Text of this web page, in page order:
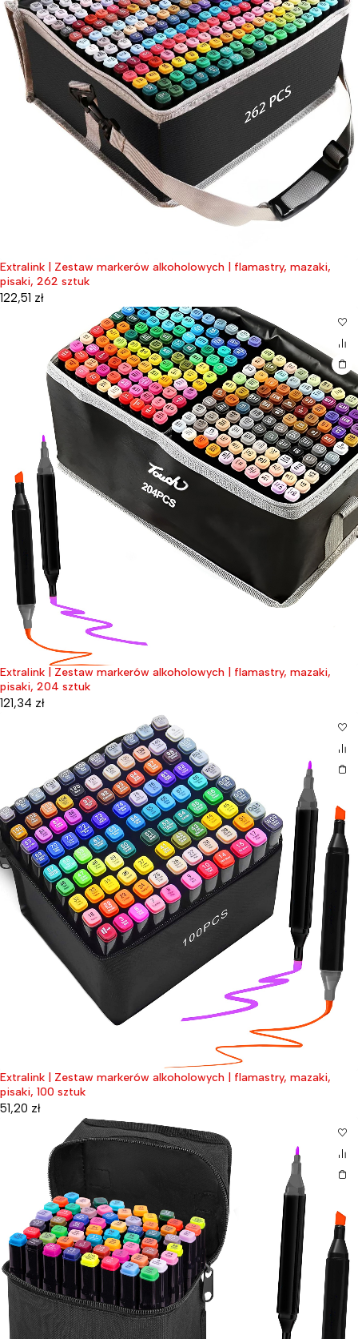
Extralink | Zestaw markerów alkoholowych | flamastry, mazaki,
pisaki, 262 sztuk
122,51 zł
Extralink | Zestaw markerów alkoholowych | flamastry, mazaki,
pisaki, 204 sztuk
121,34 zł
Extralink | Zestaw markerów alkoholowych | flamastry, mazaki,
pisaki, 100 sztuk
51,20 zł